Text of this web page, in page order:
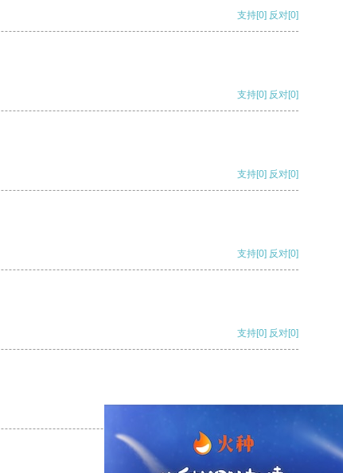
支持[0] 反对[0]
支持[0] 反对[0]
支持[0] 反对[0]
支持[0] 反对[0]
支持[0] 反对[0]